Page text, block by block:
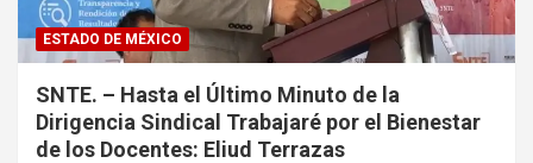
ESTADO DE MÉXICO
SNTE. – Hasta el Último Minuto de la
Dirigencia Sindical Trabajaré por el Bienestar
de los Docentes: Eliud Terrazas